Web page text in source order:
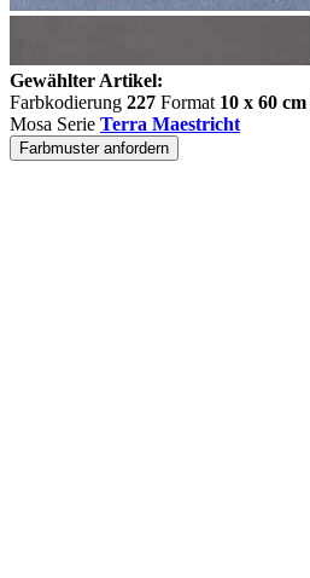
Gewählter Artikel:
Farbkodierung 227 Format 10 x 60 cm
Mosa Serie Terra Maestricht
Farbmuster anfordern